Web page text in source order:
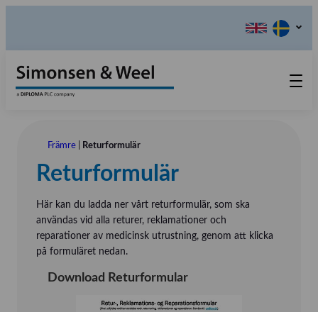
Kontakta oss
Våra värderingar
Referensinstallation
Utställningar
Tlf.: 031 – 52 11 40
Främre Returformulär
Returformulär
Här kan du ladda ner vårt returformulär, som ska
användas vid alla returer, reklamationer och
reparationer av medicinsk utrustning, genom att klicka
på formuläret nedan.
Download Returformular